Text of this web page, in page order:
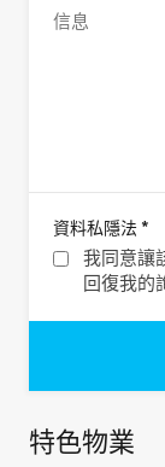
資料私隱法 *
我同意讓
回復我的
特色物業